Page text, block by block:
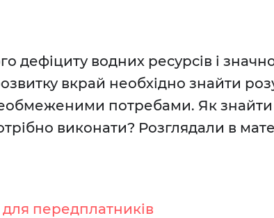
дефіциту водних ресурсів і
вкрай необхідно знайти
потребами. Як знайти
виконати? Розглядали в
для передплатників